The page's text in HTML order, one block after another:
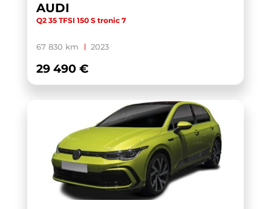
XC40 (1)
ZS (1)
AUDI
Q2 35 TFSI 150 S tronic 7
67 830 km 2023
29 490 €